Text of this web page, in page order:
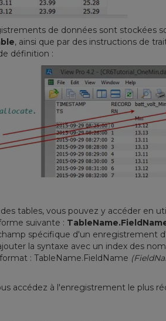
de données sont stockées
, ainsi que par des instructions de
définition :
tables, vous pouvez y accéder en
suivante :
spécifique d'un enregistrement
la syntaxe avec un index des
: TableName.FieldName
accédez à l'enregistrement le plus